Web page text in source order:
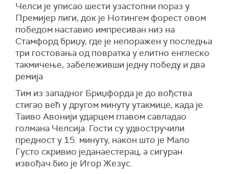
Челси је уписао шести узастопни пораз у
Премијер лиги, док је Нотингем форест овом
победом наставио импресиван низ на
Стамфорд бриџу, где је непоражен у последња
три гостовања од повратка у елитно енглеско
такмичење, забележивши једну победу и два
ремија
Тим из западног Бриџфорда је до вођства
стигао већ у другом минуту утакмице, када је
Таиво Авонији ударцем главом савладао
голмана Челсија. Гости су удвостручили
предност у 15. минуту, након што је Мало
Густо скривио једанаестерац, а сигуран
извођач био је Игор Жезус.